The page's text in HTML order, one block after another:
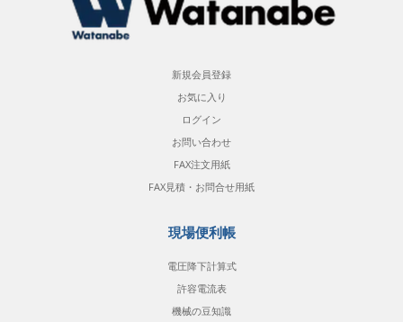
新規会員登録
お気に入り
ログイン
お問い合わせ
FAX注文用紙
FAX見積・お問合せ用紙
現場便利帳
電圧降下計算式
許容電流表
機械の豆知識